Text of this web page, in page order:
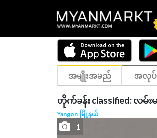
အမျိုးအမည် အလု
တိုက်ခန်း classified:
Yangon, မြို့နယ်
1